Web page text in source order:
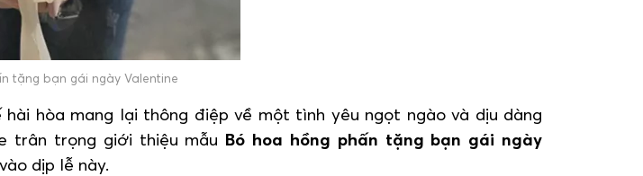
tặng bạn gái ngày Valentine
hòa mang lại thông điệp về một tình yêu ngọt ngào và dịu dàng
trân trọng giới thiệu mẫu Bó hoa hồng phấn tặng bạn gái ngày
dịp lễ này.